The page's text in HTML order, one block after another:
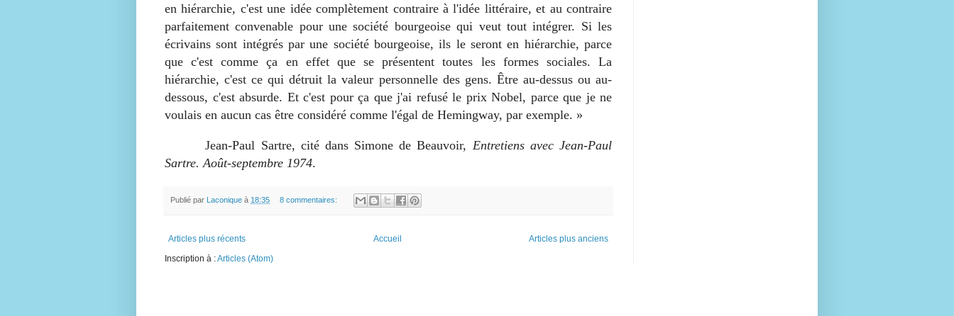
en hiérarchie, c'est une idée complètement contraire à l'idée littéraire, et au contraire
parfaitement convenable pour une société bourgeoise qui veut tout intégrer. Si les
écrivains sont intégrés par une société bourgeoise, ils le seront en hiérarchie, parce
que c'est comme ça en effet que se présentent toutes les formes sociales. La
hiérarchie, c'est ce qui détruit la valeur personnelle des gens. Être au-dessus ou au-
dessous, c'est absurde. Et c'est pour ça que j'ai refusé le prix Nobel, parce que je ne
voulais en aucun cas être considéré comme l'égal de Hemingway, par exemple. »
Jean-Paul Sartre, cité dans Simone de Beauvoir, Entretiens avec Jean-Paul
Sartre. Août-septembre 1974.
Publié par Laconique à 18:35 8 commentaires:
Articles plus récents Articles plus anciens
Accueil
Inscription à :Articles (Atom)